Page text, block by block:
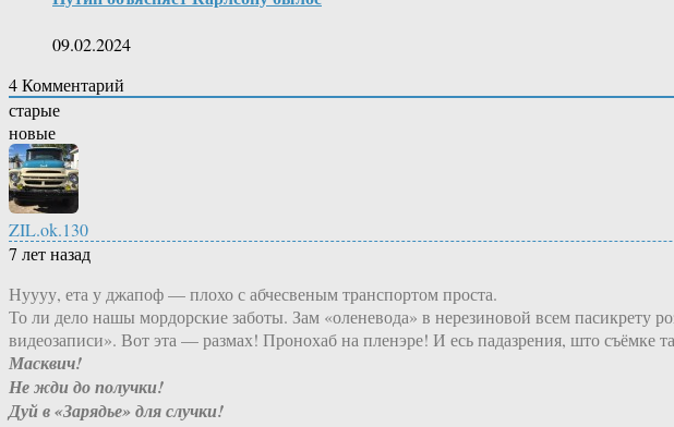
09.02.2024
4Комментарий
старые
новые
ZIL.ok.130
7 лет назад
Нуууу, ета у джапоф — плохо с абчесвеным транспортом проста.
То ли дело нашы мордорские заботы. Зам «оленевода» в нерезиновой всем пасикрету
видеозаписи». Вот эта — размах! Пронохаб на пленэре! И есь падазрения, што съёмке
Масквич!
Не жди до получки!
Дуй в «Зарядье» для случки!